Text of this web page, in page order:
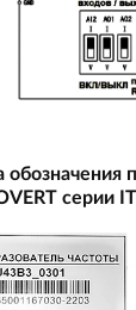
серии